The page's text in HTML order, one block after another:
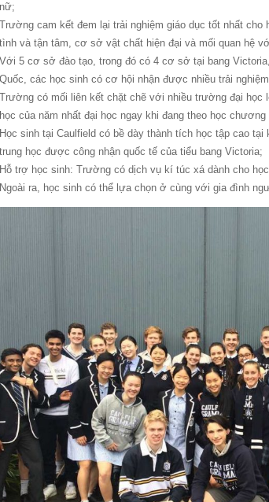
nữ;
Trường cam kết đem lại trải nghiệm giáo dục tốt nhất
tình và tận tâm, cơ sở vật chất hiện đại và mối quan hệ
Với 5 cơ sở đào tạo, trong đó có 4 cơ sở tại bang
Quốc, các học sinh có cơ hội nhận được nhiều trải
Trường có mối liên kết chặt chẽ với nhiều trường đại học
học của năm nhất đại học ngay khi đang theo học chương
Học sinh tại Caulfield có bề dày thành tích học tập cao
trung học được công nhận quốc tế của tiểu bang Victoria;
Hỗ trợ học sinh: Trường có dịch vụ kí túc xá dành cho
Ngoài ra, học sinh có thể lựa chọn ở cùng với gia đình